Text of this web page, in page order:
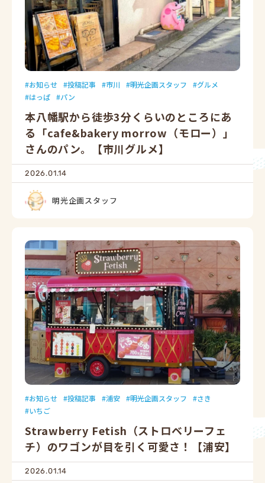
お知らせ 投稿記事 市川 明光企画スタッフ
グルメ
はっぱ
パン
本八幡駅から徒歩3分くらいのところにあ
る「cafe&bakery morrow（モロー）」
さんのパン。【市川グルメ】
2026.01.14
明光企画スタッフ
お知らせ 投稿記事 浦安 明光企画スタッフ
さき
いちご
Strawberry Fetish（ストロベリーフェ
チ）のワゴンが目を引く可愛さ！【浦安】
2026.01.14